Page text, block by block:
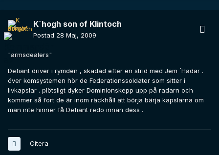
K´hogh son of Klintoch
Postad 28 Maj, 2009
"armsdealers"
Defiant driver i rymden , skadad efter en strid med Jem ´Hadar .
över komsystemen hör de Federationssoldater som sitter i
livkapslar . plötsligt dyker Dominionskepp upp på radarn och
kommer så fort de är inom räckhåll att börja bärja kapslarna om
man inte hinner få Defiant redo innan dess .
Citera